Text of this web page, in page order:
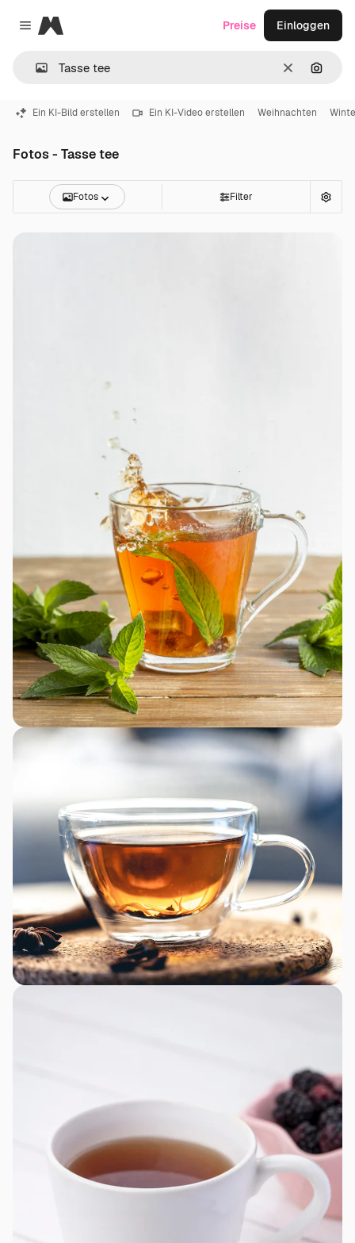
Close menu
Magnific
LöschenNach
Preise Einloggen
Ein KI-Bild erstellen Ein KI-Video erstellen Weihnachten
Fotos - Tasse tee
Fotos Filter